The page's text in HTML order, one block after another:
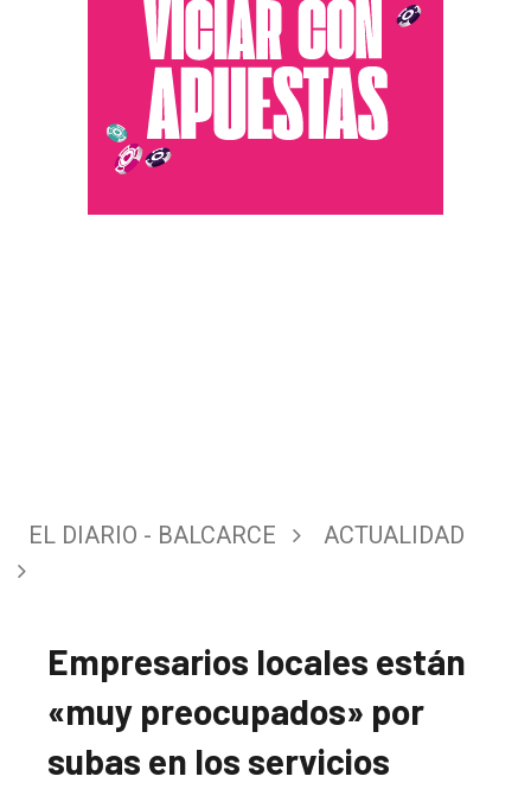
EL DIARIO - BALCARCE ACTUALIDAD
Empresarios locales están
«muy preocupados» por
subas en los servicios